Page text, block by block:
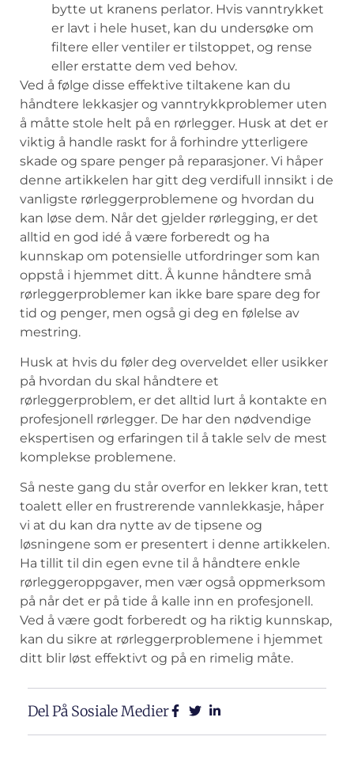
bytte ut kranens perlator. Hvis vanntrykket⁢
er lavt ⁤i hele huset, kan du undersøke om
filtere eller ⁢ventiler er tilstoppet, og⁢ rense
eller erstatte⁢ dem ved behov.
Ved å følge ⁢disse effektive tiltakene kan‍ du
håndtere lekkasjer og vanntrykkproblemer​ uten
å måtte stole helt på‍ en rørlegger. Husk at det ⁣er ​
viktig å handle raskt for å ‌forhindre ytterligere
skade‍ og ‍spare penger på reparasjoner. Vi ‍håper
denne artikkelen ⁤har⁢ gitt deg ⁤verdifull innsikt‍ i de⁣
vanligste⁤ rørleggerproblemene og ⁤hvordan du
kan ‍løse dem. Når det⁢ gjelder⁤ rørlegging, er det⁤
alltid en god idé å være forberedt ⁤og ‍ha
kunnskap om potensielle⁣ utfordringer som ‌kan
‍oppstå⁢ i hjemmet ⁢ditt. Å kunne håndtere små
rørleggerproblemer kan ikke bare spare deg for
tid og penger, men også‍ gi ⁤deg en følelse av⁤
mestring. ⁣
Husk​ at ‌hvis ⁢du⁢ føler deg overveldet⁣ eller⁤ usikker
på hvordan du skal håndtere⁤ et
rørleggerproblem, er det alltid‍ lurt⁤ å kontakte ⁣en
profesjonell rørlegger. De har⁤ den nødvendige
‍ekspertisen og⁣ erfaringen til å​ takle selv ⁣de mest
komplekse ​problemene.
Så neste ⁤gang du står overfor en​ lekker ⁣kran, tett
toalett​ eller en‍ frustrerende ⁤vannlekkasje, håper
vi at ‍du kan dra ⁣nytte av de tipsene‍ og
løsningene ​som er presentert ⁤i​ denne artikkelen.
‍Ha ⁤tillit til ‍din egen evne til ​å‍ håndtere enkle
rørleggeroppgaver, ‍men‍ vær også oppmerksom
på⁤ når det er ​på tide å⁢ kalle inn⁣ en profesjonell.
‌Ved ⁤å være ⁢godt forberedt og ha​ riktig kunnskap,
kan du‍ sikre at rørleggerproblemene ⁢i hjemmet‌
ditt blir ⁤løst‍ effektivt ‍og på en rimelig måte.‌
Del På Sosiale Medier